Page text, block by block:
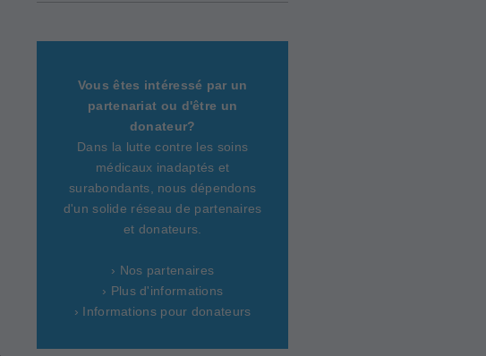
Vous êtes intéressé par un
partenariat ou d'être un
donateur?
Dans la lutte contre les soins
médicaux inadaptés et
surabondants, nous dépendons
d'un solide réseau de partenaires
et donateurs.
› Nos partenaires
› Plus d'informations
› Informations pour donateurs